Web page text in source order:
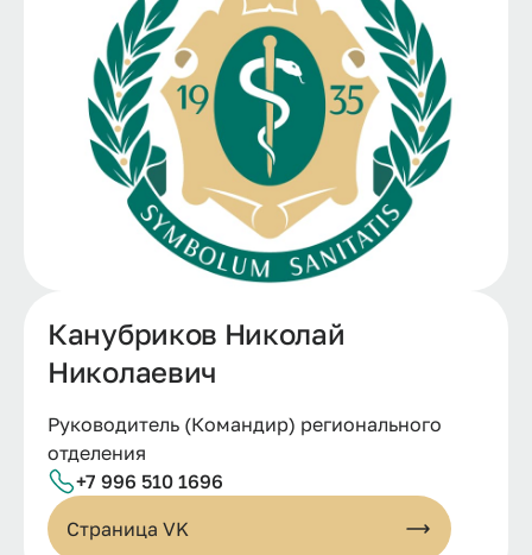
Канубриков Николай
Николаевич
Руководитель (Командир) регионального
отделения
+7 996 510 1696
Страница VK